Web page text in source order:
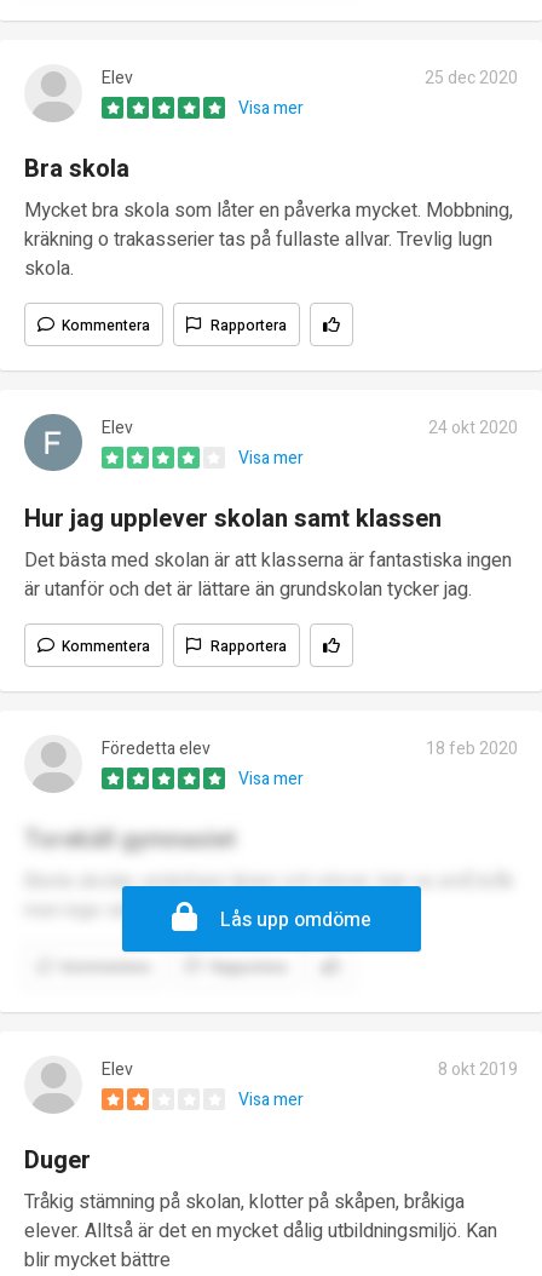
Elev
25 dec 2020
Visa mer
Bra skola
Mycket bra skola som låter en påverka mycket. Mobbning,
kräkning o trakasserier tas på fullaste allvar. Trevlig lugn
skola.
Kommentera Rapportera
Elev
24 okt 2020
Visa mer
Hur jag upplever skolan samt klassen
Det bästa med skolan är att klasserna är fantastiska ingen
är utanför och det är lättare än grundskolan tycker jag.
Kommentera Rapportera
Föredetta elev
18 feb 2020
Visa mer
Torekäll gymnasiet
Bästa skolan, underbara lärare och elever, kan va små bråk
men inge värst, proffesionela lärare
Lås upp omdöme
Elev
8 okt 2019
Visa mer
Duger
Tråkig stämning på skolan, klotter på skåpen, bråkiga
elever. Alltså är det en mycket dålig utbildningsmiljö. Kan
blir mycket bättre